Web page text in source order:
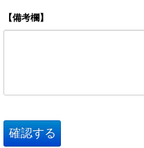
【備考欄】